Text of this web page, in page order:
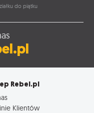
do piątku
Rebel.pl
Klientów